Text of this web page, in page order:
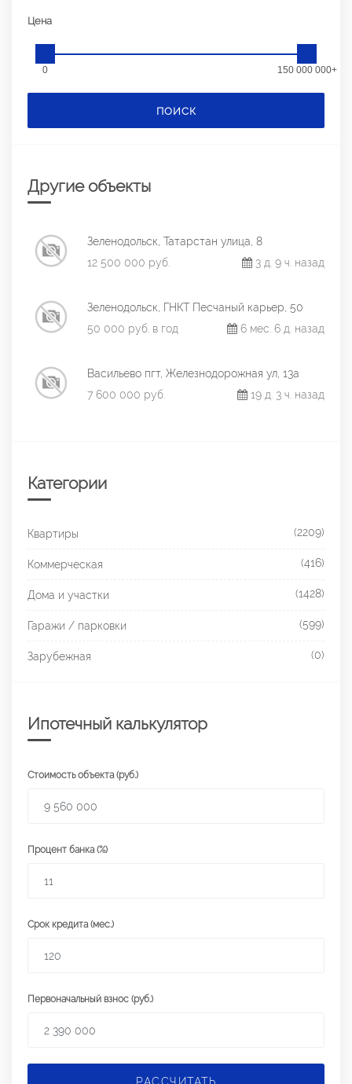
Цена
0 150 000 000+
ПОИСК
Другие объекты
Зеленодольск, Татарстан улица, 8
12 500 000 руб.
3 д. 9 ч. назад
Зеленодольск, ГНКТ Песчаный карьер, 50
50 000 руб. в год
6 мес. 6 д. назад
Васильево пгт, Железнодорожная ул, 13а
7 600 000 руб.
19 д. 3 ч. назад
Категории
Квартиры (2209)
Коммерческая (416)
Дома и участки (1428)
Гаражи / парковки (599)
Зарубежная (0)
Ипотечный калькулятор
Стоимость объекта (руб.)
Процент банка (%)
Срок кредита (мес.)
Первоначальный взнос (руб.)